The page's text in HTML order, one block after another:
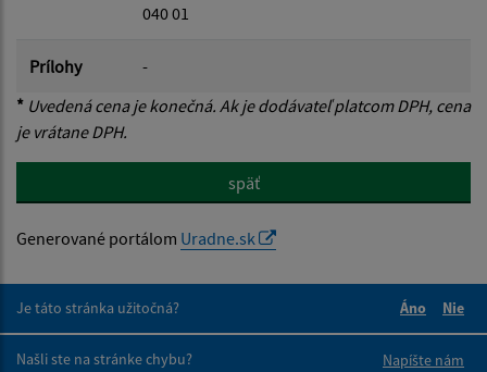
040 01
Prílohy
-
* Uvedená cena je konečná. Ak je dodávateľ platcom DPH, cena
je vrátane DPH.
späť
Generované portálom Uradne.sk
Je táto stránka užitočná?
Áno
Nie
Našli ste na stránke chybu?
Napíšte nám